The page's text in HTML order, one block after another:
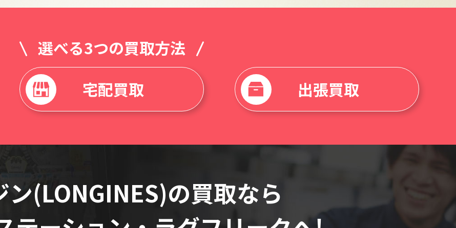
選べる3つの買取方法
宅配買取 出張買取
ン(LONGINES)の買取なら